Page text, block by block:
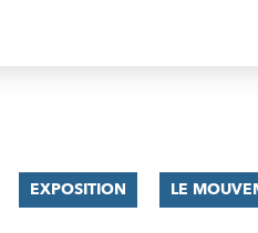
EXPOSITION LE